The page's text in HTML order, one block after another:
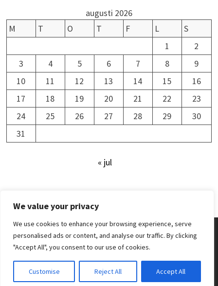
We value your privacy
We use cookies to enhance your browsing experience, serve
personalised ads or content, and analyse our traffic. By clicking
"Accept All", you consent to our use of cookies.
Customise Reject All Accept All
augusti 2026
M
T O T F L
S
1
2
3
4 5 6 7 8
9
10
11 12 13 14 15
16
17
18 19 20 21 22
23
24
25 26 27 28 29
30
31
« jul
Upphovsrätt © 2024 Newsdesk.